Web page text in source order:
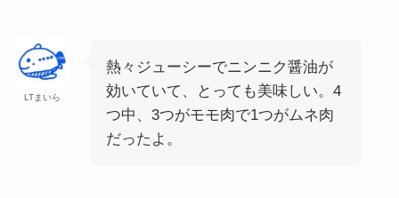
LTまいら
熱々ジューシーでニンニク醤油が
効いていて、とっても美味しい。4
つ中、3つがモモ肉で1つがムネ肉
だったよ。